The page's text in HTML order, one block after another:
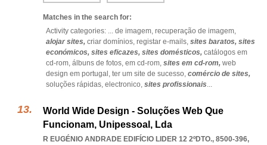
Matches in the search for:
Activity categories: ... de imagem, recuperação de imagem,
alojar sites, criar domínios, registar e-mails, sites baratos, sites
económicos, sites eficazes, sites domésticos, catálogos em
cd-rom, álbuns de fotos, em cd-rom, sites em cd-rom, web
design em portugal, ter um site de sucesso, comércio de sites,
soluções rápidas, electronico, sites profissionais...
World Wide Design - Soluções Web Que
Funcionam, Unipessoal, Lda
R EUGÉNIO ANDRADE EDIFÍCIO LIDER 12 2ºDTO., 8500-396,